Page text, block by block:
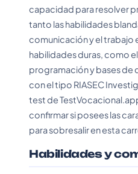
capacidad para resolver
tanto las habilidades
comunicación y el trabajo
habilidades duras, como
programación y bases de
con el tipo RIASEC
test de
confirmar si posees las
para sobresalir en esta
Habilidades y